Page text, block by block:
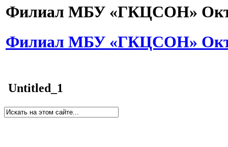
Филиал МБУ «ГКЦСОН»
Филиал МБУ «ГКЦСОН»
Untitled_1